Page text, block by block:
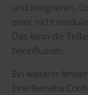
und integrieren.
einer nicht
Das kann die
beeinflussen.
Ein weiterer
Eine Remeha